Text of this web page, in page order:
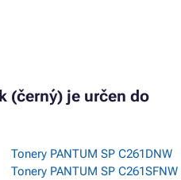
(černý) je určen do
Tonery PANTUM SP C261DNW
Tonery PANTUM SP C261SFNW